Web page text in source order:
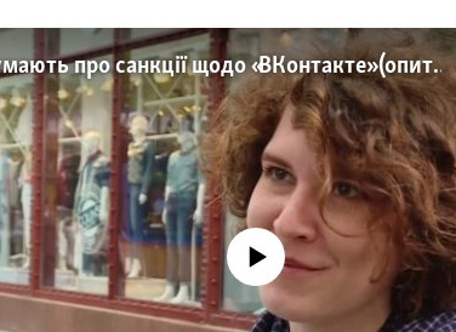
Що кияни думають про санкції щодо «ВКонтакте» (опитування)
No media source currently available